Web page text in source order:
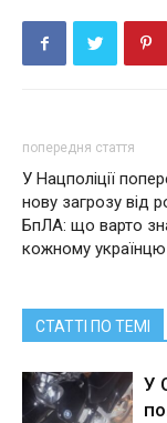
попередня стаття
У Нацполіції
нову загрозу від
БпЛА: що варто
кожному українцю
СТАТТІ ПО ТЕМІ
У